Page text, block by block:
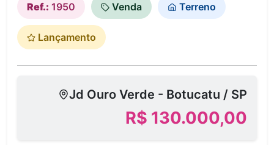
Ref.: 1950 Venda Terreno
Lançamento
Jd Ouro Verde - Botucatu / SP
R$ 130.000,00